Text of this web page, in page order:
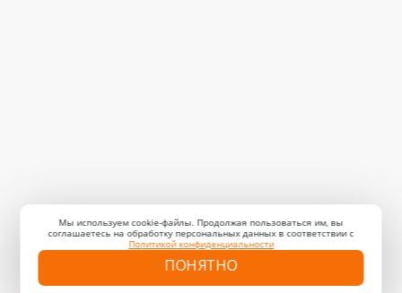
Мы используем cookie-файлы. Продолжая пользоваться им, вы
соглашаетесь на обработку персональных данных в соответствии с
Политикой конфиденциальности
ПОНЯТНО